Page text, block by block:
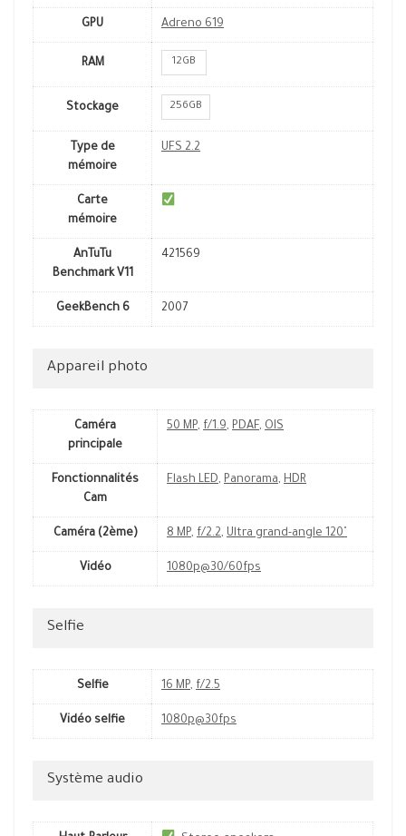
GPU Adreno 619
RAM 12GB
Stockage 256GB
Type de
mémoire
UFS 2.2
Carte
mémoire
AnTuTu
Benchmark V11
421569
GeekBench 6 2007
Appareil photo
Caméra
principale
50 MP, f/1.9, PDAF, OIS
Fonctionnalités
Cam
Flash LED, Panorama, HDR
Caméra (2ème) 8 MP, f/2.2, Ultra grand-angle 120˚
Vidéo 1080p@30/60fps
Selfie
Selfie 16 MP, f/2.5
Vidéo selfie 1080p@30fps
Système audio